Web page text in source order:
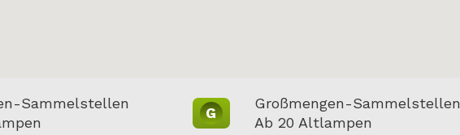
Sammelstellen
G
Großmengen-Sammelstellen
Ab 20 Altlampen